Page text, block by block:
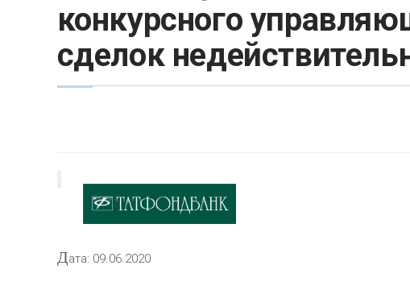
конкурсного
сделок
Дата: 09.06.2020